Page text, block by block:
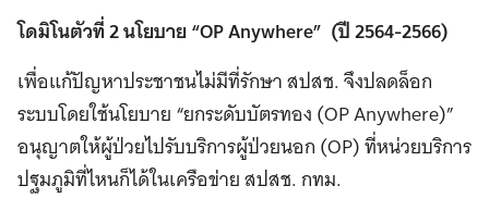
โดมิโนตัวที่ 2 นโยบาย “OP Anywhere” (ปี 2564-2566)
เพื่อแก้ปัญหาประชาชนไม่มีที่รักษา สปสช. จึงปลดล็อก
ระบบโดยใช้นโยบาย “ยกระดับบัตรทอง (OP Anywhere)”
อนุญาตให้ผู้ป่วยไปรับบริการผู้ป่วยนอก (OP) ที่หน่วยบริการ
ปฐมภูมิที่ไหนก็ได้ในเครือข่าย สปสช. กทม.